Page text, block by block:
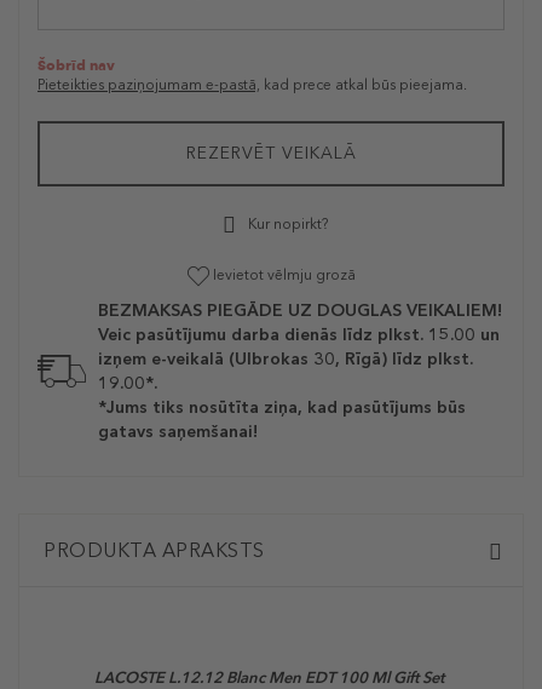
Šobrīd nav
Pieteikties paziņojumam e-pastā, kad prece atkal būs pieejama.
REZERVĒT VEIKALĀ
Kur nopirkt?
Ievietot vēlmju grozā
BEZMAKSAS PIEGĀDE UZ DOUGLAS VEIKALIEM!
Veic pasūtījumu darba dienās līdz plkst. 15.00 un
izņem e-veikalā (Ulbrokas 30, Rīgā) līdz plkst.
19.00*.
*Jums tiks nosūtīta ziņa, kad pasūtījums būs
gatavs saņemšanai!
PRODUKTA APRAKSTS
LACOSTE L.12.12 Blanc Men EDT 100 Ml Gift Set